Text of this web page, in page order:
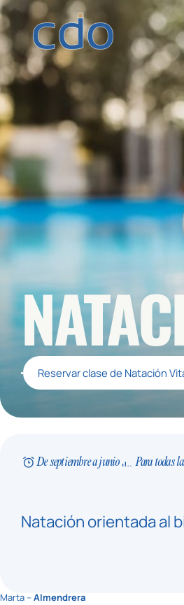
Reservar clase de Natación
De septiembre a junio Para todas
Natación orientada al
Marta –Almendrera